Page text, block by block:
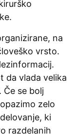
na
vrsto.
da vlada velika
Če se bolj
zelo
ki
razdelanih